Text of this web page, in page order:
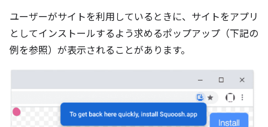
ユーザーがサイトを利用しているときに、サイトをアプリ
としてインストールするよう求めるポップアップ（下記の
例を参照）が表示されることがあります。